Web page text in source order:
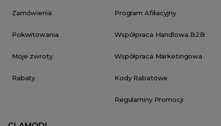
Zamówienia
Pokwitowania
Moje zwroty
Rabaty
Program Afiliacyjny
Współpraca Handlowa B2B
Współpraca Marketingowa
Kody Rabatowe
Regulaminy Promocji